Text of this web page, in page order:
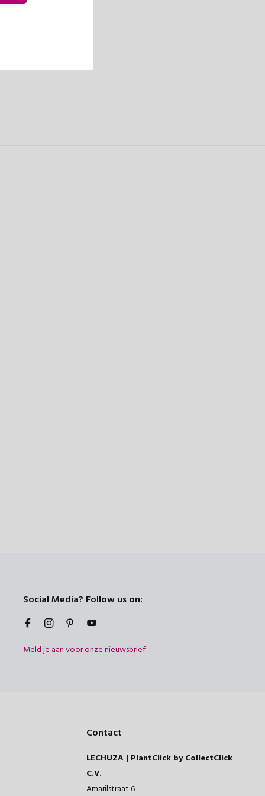
Social Media? Follow us on:
Meld je aan voor onze nieuwsbrief
Contact
LECHUZA | PlantClick by CollectClick
C.V.
Amarilstraat 6